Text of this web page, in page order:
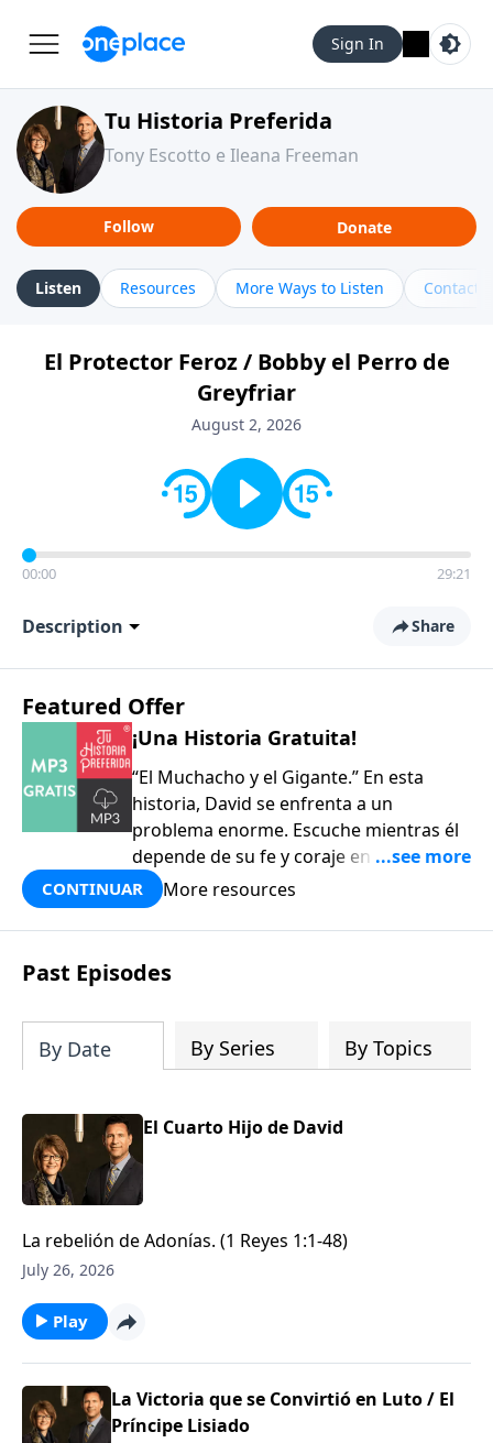
Sign In
Tu Historia Preferida
Tony Escotto e Ileana Freeman
Follow Donate
Listen Resources More Ways to Listen Contact
El Protector Feroz / Bobby el Perro de
Greyfriar
August 2, 2026
00:00 29:21
Description Share
Featured Offer
¡Una Historia Gratuita!
“El Muchacho y el Gigante.” En esta
historia, David se enfrenta a un
problema enorme. Escuche mientras él
depende de su fe y coraje en la batalla
contra el poderoso Goliat. ¡Buena para
toda la familia!
CONTINUAR More resources
Past Episodes
By Date By Series By Topics
El Cuarto Hijo de David
La rebelión de Adonías. (1 Reyes 1:1-48)
July 26, 2026
Play
La Victoria que se Convirtió en Luto / El
Príncipe Lisiado